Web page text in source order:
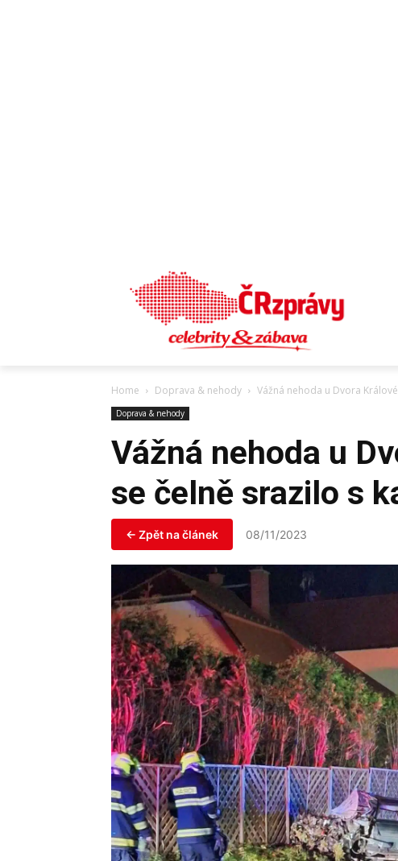
Home Doprava & nehody Vážná nehoda u Dvora
Doprava & nehody
Vážná nehoda u
se čelně srazilo s
← Zpět na článek 08/11/2023